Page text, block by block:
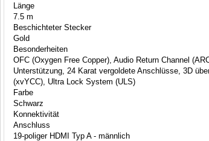
Länge
7.5 m
Beschichteter Stecker
Gold
Besonderheiten
OFC (Oxygen Free Copper), Audio Return Channel
Unterstützung, 24 Karat vergoldete Anschlüsse, 3D
(xvYCC), Ultra Lock System (ULS)
Farbe
Schwarz
Konnektivität
Anschluss
19-poliger HDMI Typ A - männlich